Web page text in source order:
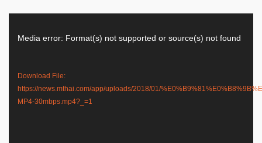
Video
Player
Media error: Format(s) not supported or source(s) not found
Download File:
https://news.mthai.com/app/uploads/2018/01/
MP4-30mbps.mp4?_=1